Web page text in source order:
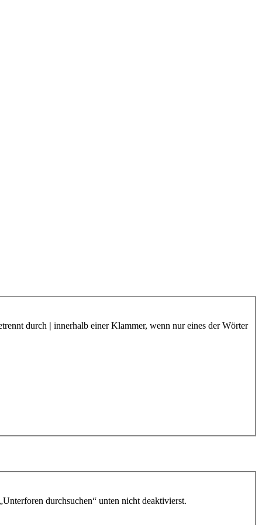
durch | innerhalb einer Klammer, wenn nur eines der Wörter
durchsuchen“ unten nicht deaktivierst.